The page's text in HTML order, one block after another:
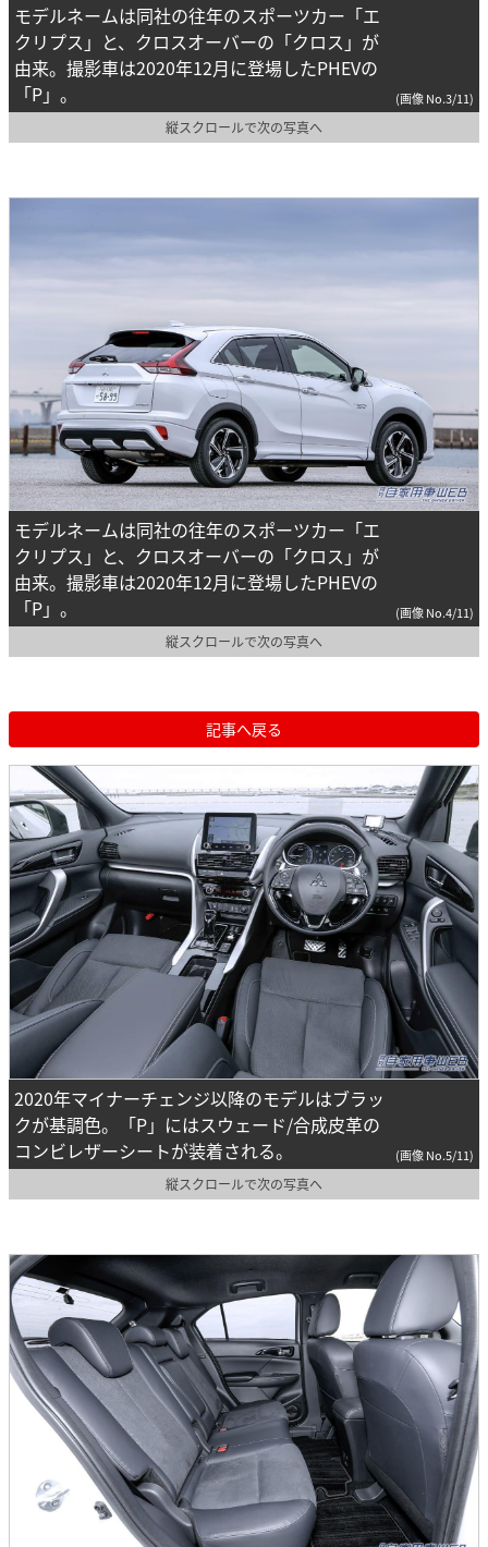
モデルネームは同社の往年のスポーツカー「エ
クリプス」と、クロスオーバーの「クロス」が
由来。撮影車は2020年12月に登場したPHEVの
「P」。
(画像 No.3/11)
縦スクロールで次の写真へ
モデルネームは同社の往年のスポーツカー「エ
クリプス」と、クロスオーバーの「クロス」が
由来。撮影車は2020年12月に登場したPHEVの
「P」。
(画像 No.4/11)
縦スクロールで次の写真へ
記事へ戻る
2020年マイナーチェンジ以降のモデルはブラッ
クが基調色。「P」にはスウェード/合成皮革の
コンビレザーシートが装着される。
(画像 No.5/11)
縦スクロールで次の写真へ